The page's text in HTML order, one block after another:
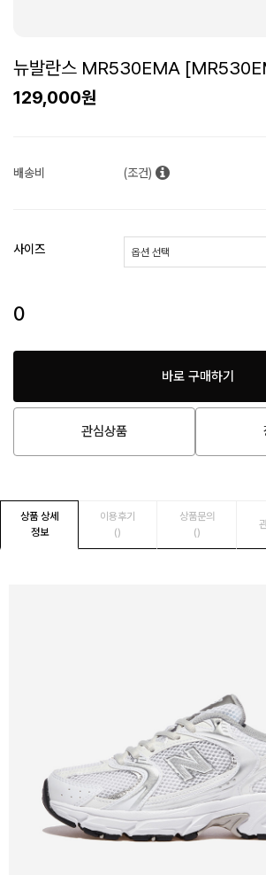
뉴발란스 MR530EMA
129,000원
배송비 (조건)
사이즈
0
바로 구매하기
관심상품
상품 상세
정보
이용후기
()
상품문의
()